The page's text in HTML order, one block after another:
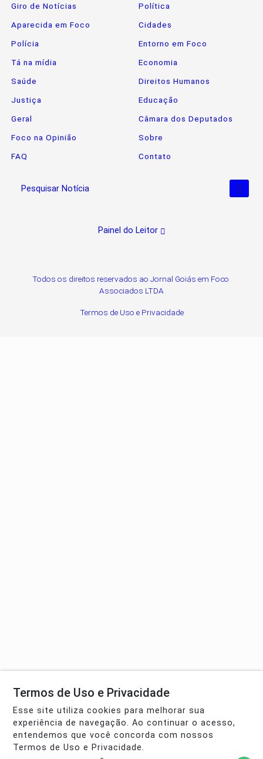
Giro de Notícias
Política
Aparecida em Foco
Cidades
Polícia
Entorno em Foco
Tá na mídia
Economia
Saúde
Direitos Humanos
Justiça
Educação
Geral
Câmara dos Deputados
Foco na Opinião
Sobre
FAQ
Contato
Pesquisar Notícia
Painel do Leitor
Todos os direitos reservados ao Jornal Goiás em Foco
Associados LTDA
Termos de Uso e Privacidade
Termos de Uso e Privacidade
Esse site utiliza cookies para melhorar sua
experiência de navegação. Ao continuar o acesso,
entendemos que você concorda com nossos
Termos de Uso e Privacidade.